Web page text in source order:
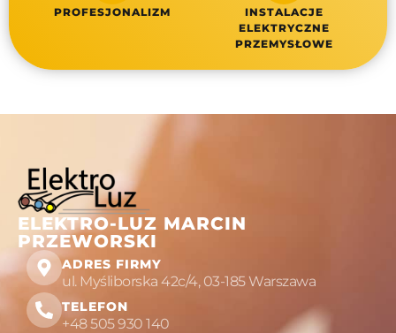
PROFESJONALIZM
INSTALACJE
ELEKTRYCZNE
PRZEMYSŁOWE
ELEKTRO-LUZ MARCIN
PRZEWORSKI
ADRES FIRMY
ul. Myśliborska 42c/4, 03-185 Warszawa
TELEFON
+48 505 930 140